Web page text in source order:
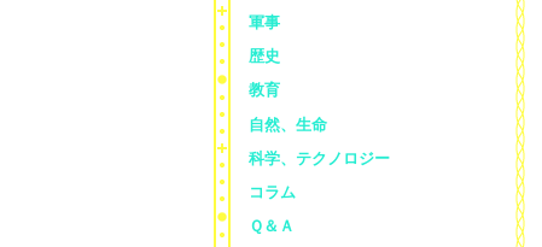
軍事
歴史
教育
自然、生命
科学、テクノロジー
コラム
Ｑ＆Ａ